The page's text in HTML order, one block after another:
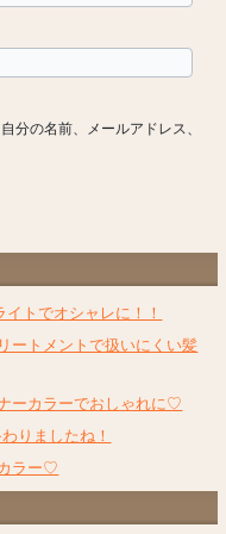
分の名前、メールアドレス、
トでオシャレに！！
ートメントで扱いにくい髪
ーカラーでおしゃれに♡
りましたね！
ラー♡